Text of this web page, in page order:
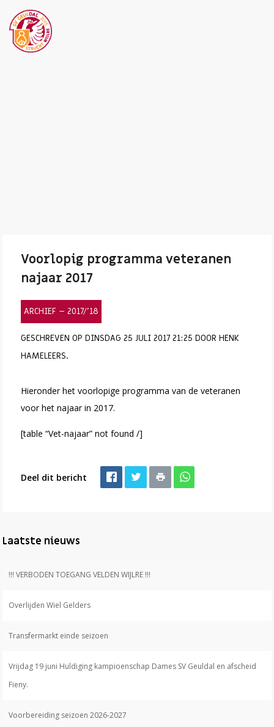
Voorlopig programma veteranen
najaar 2017
ARCHIEF – 2017/’18
GESCHREVEN OP DINSDAG 25 JULI 2017 21:25 DOOR HENK
HAMELEERS.
Hieronder het voorlopige programma van de veteranen
voor het najaar in 2017.
[table “Vet-najaar” not found /]
Deel dit bericht
Laatste nieuws
!!! VERBODEN TOEGANG VELDEN WIJLRE !!!
Overlijden Wiel Gelders
Transfermarkt einde seizoen
Vrijdag 19 juni Huldiging kampioenschap Dames SV Geuldal en afscheid
Fieny.
Voorbereiding seizoen 2026-2027